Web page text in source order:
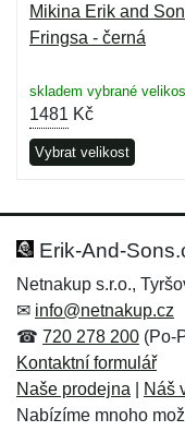
Mikina Erik and
Fringsa - černá
skladem vybrané
1481 Kč
Vybrat velikost
Erik-And-
Netnakup s.r.o.,
✉ info@netnakup.cz
☎ 720 278 200 (Po-
Kontaktní formulář
Naše prodejna
Náš
Nabízíme mnoho